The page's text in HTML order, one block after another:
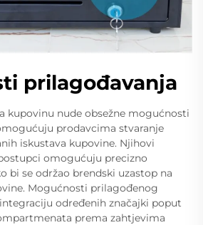
prilagođavanja
kupovinu nude obsežne mogućnosti
prodavcima stvaranje
iskustava kupovine. Njihovi
omogućuju precizno
bi se održao brendski uzastop na
Mogućnosti prilagođenog
određenih značajki poput
prema zahtjevima